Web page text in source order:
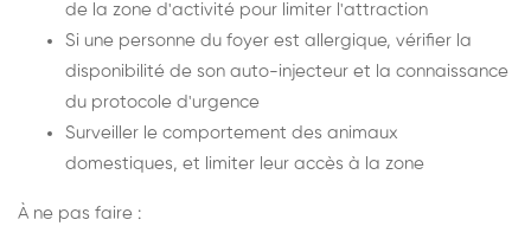
de la zone d'activité pour limiter l'attraction
Si une personne du foyer est allergique, vérifier la
disponibilité de son auto-injecteur et la connaissance
du protocole d'urgence
Surveiller le comportement des animaux
domestiques, et limiter leur accès à la zone
À ne pas faire :